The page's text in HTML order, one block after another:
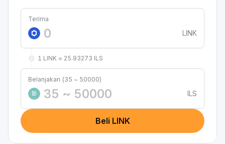
Terima
LINK
1 LINK ≈ 25.93273 ILS
Belanjakan (35 ~ 50000)
₪
ILS
Beli LINK